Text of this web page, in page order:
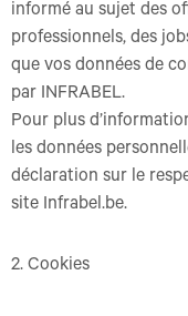
informé au sujet des
professionnels, des
que vos données de
par INFRABEL.
Pour plus
les données
déclaration sur le
site Infrabel.be.
2. Cookies